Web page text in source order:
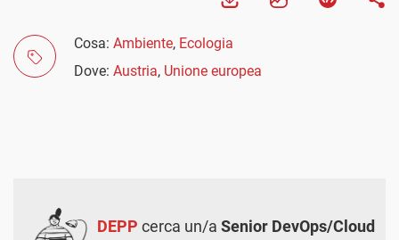
Cosa: Ambiente, Ecologia
Dove: Austria, Unione europea
DEPP cerca un/a Senior DevOps/Cloud